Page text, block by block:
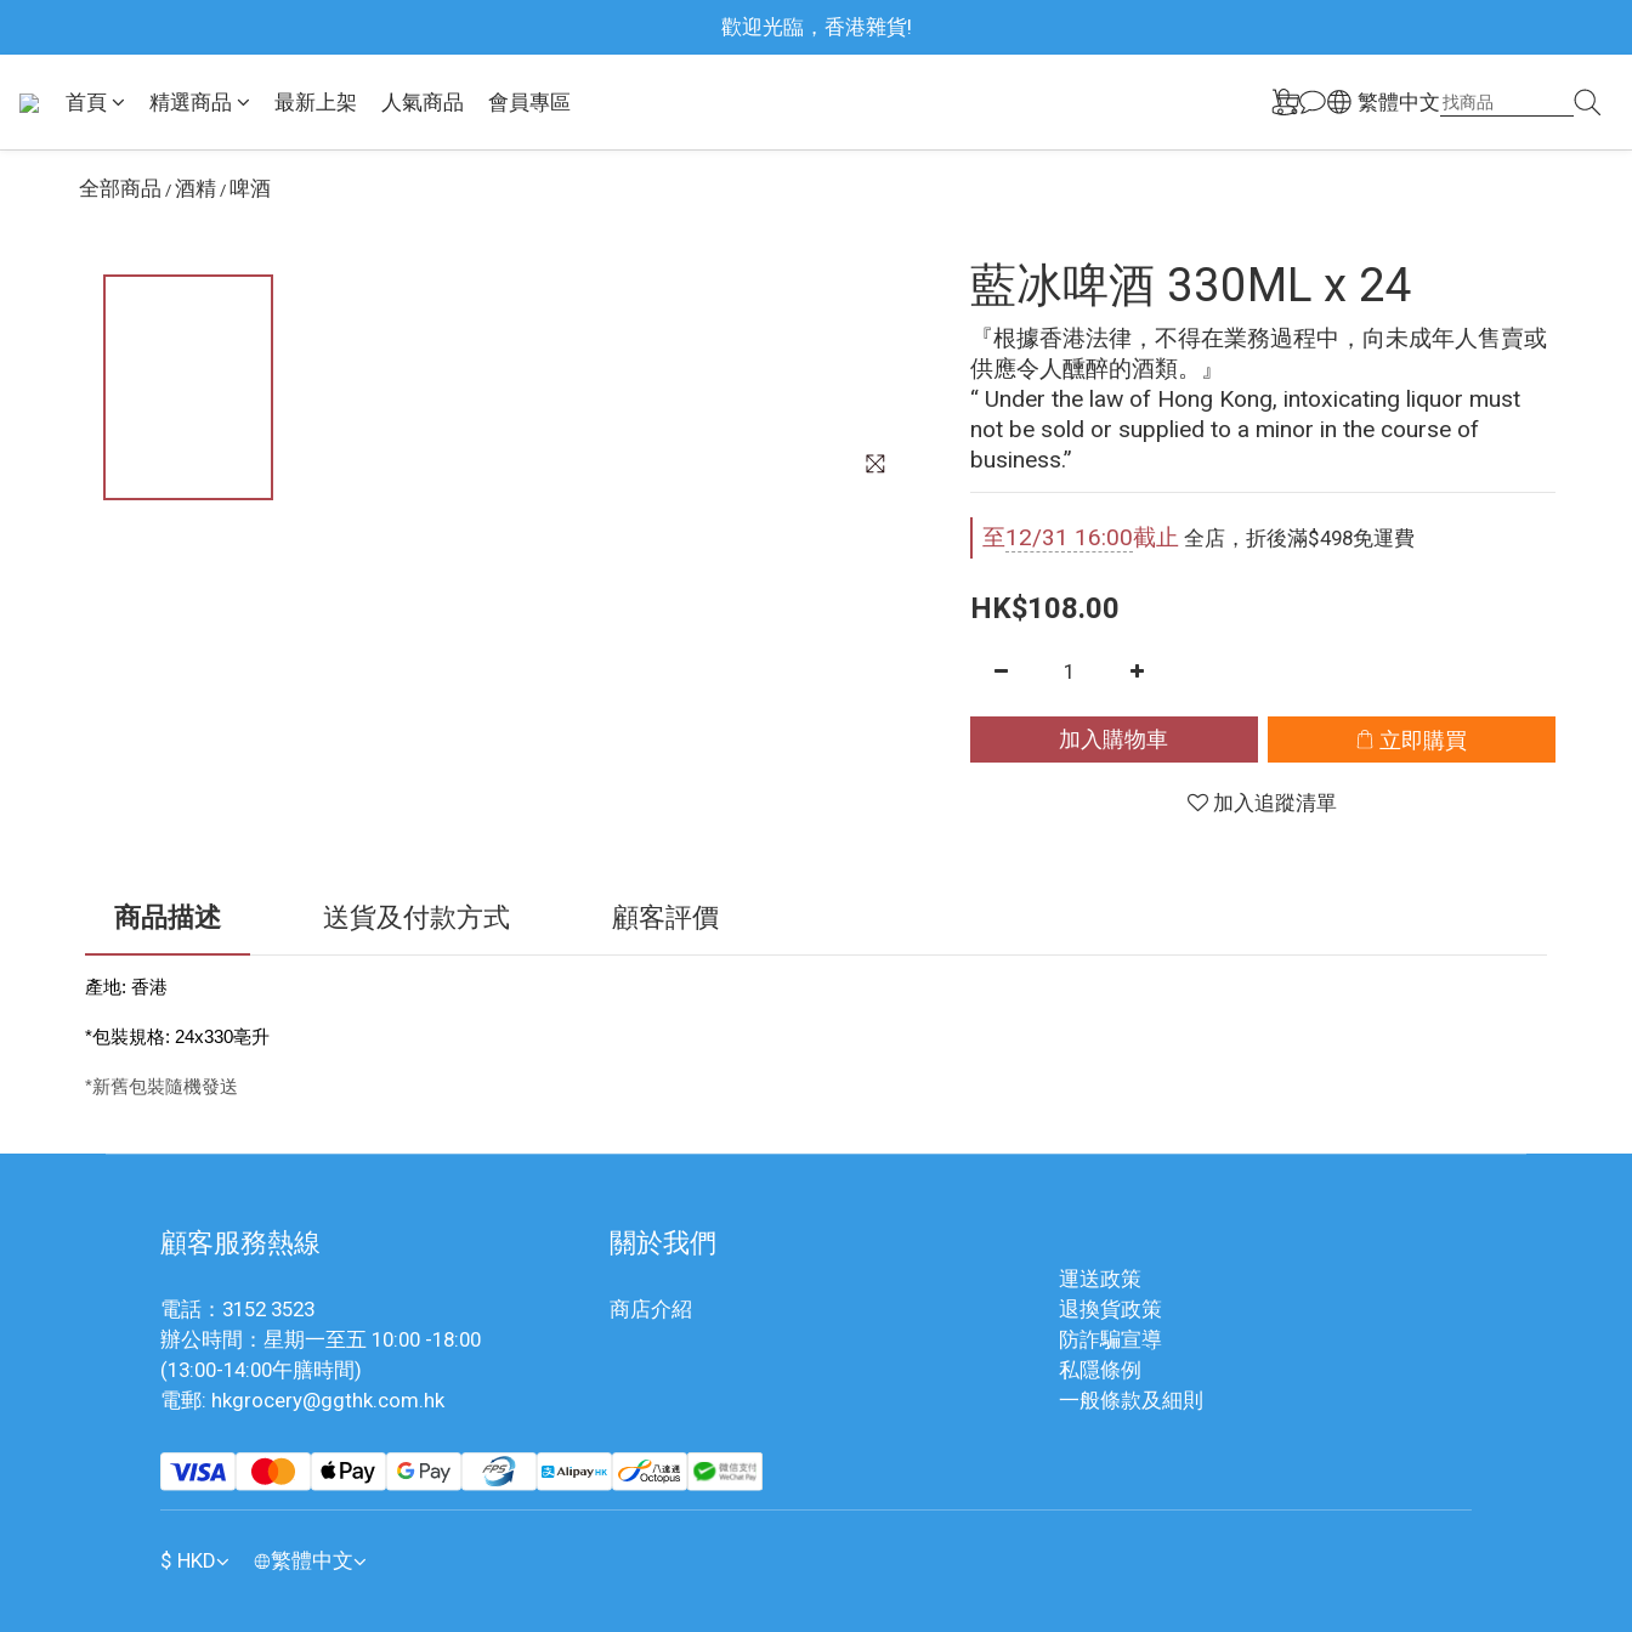
歡迎光臨，香港雜貨!
首頁 精選商品 最新上架 人氣商品 會員專區 繁體中文
全部商品 / 酒精 / 啤酒
藍冰啤酒 330ML x 24
『根據香港法律，不得在業務過程中，向未成年人售賣或
供應令人醺醉的酒類。』
“ Under the law of Hong Kong, intoxicating liquor must
not be sold or supplied to a minor in the course of
business.”
至12/31 16:00截止 全店，折後滿$498免運費
HK$108.00
加入購物車 立即購買
加入追蹤清單
商品描述 送貨及付款方式 顧客評價
產地: 香港
*包裝規格: 24x330亳升
*新舊包裝隨機發送
顧客服務熱線
電話：3152 3523
辦公時間：星期一至五 10:00 -18:00
(13:00-14:00午膳時間)
電郵: hkgrocery@ggthk.com.hk
關於我們
商店介紹
運送政策
退換貨政策
防詐騙宣導
私隱條例
一般條款及細則
$ HKD 繁體中文